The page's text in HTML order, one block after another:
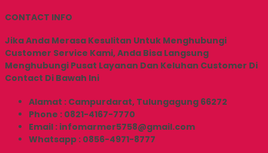
CONTACT INFO
Jika Anda Merasa Kesulitan Untuk Menghubungi
Customer Service Kami, Anda Bisa Langsung
Menghubungi Pusat Layanan Dan Keluhan Customer Di
Contact Di Bawah Ini
Alamat : Campurdarat, Tulungagung 66272
Phone : 0821-4167-7770
Email : infomarmer5758@gmail.com
Whatsapp : 0856-4971-8777